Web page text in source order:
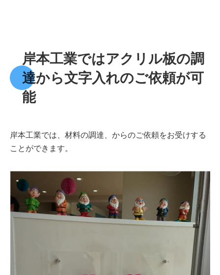
岸本工業ではアクリル板の調
達から文字入れのご依頼が可
能
岸本工業では、材料の調達、からのご依頼をお受けする
ことができます。